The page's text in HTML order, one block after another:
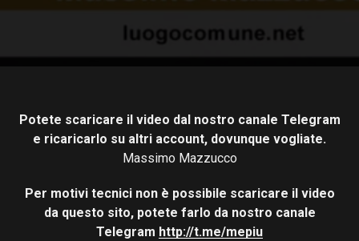
Potete scaricare il video dal nostro canale Telegram
e ricaricarlo su altri account, dovunque vogliate.
Massimo Mazzucco
Per motivi tecnici non è possibile scaricare il video
da questo sito, potete farlo da nostro canale
Telegram http://t.me/mepiu